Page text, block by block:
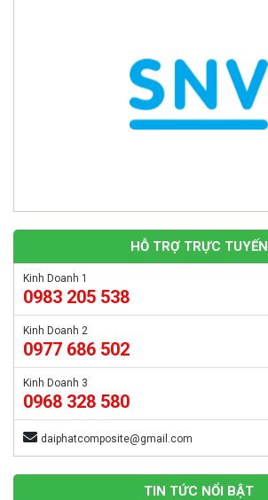
HỖ TRỢ TRỰC TUYẾN
Kinh Doanh 1
0983 205 538
Kinh Doanh 2
0977 686 502
Kinh Doanh 3
0968 328 580
daiphatcomposite@gmail.com
TIN TỨC NỔI BẬT